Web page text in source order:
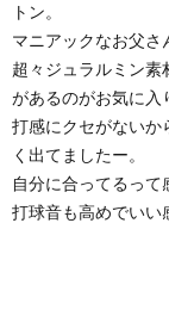
トン。
マニアックなお父さ
超々ジュラルミン
があるのがお気に入
打感にクセがないか
く出てましたー。
自分に合ってるって
打球音も高めでいい